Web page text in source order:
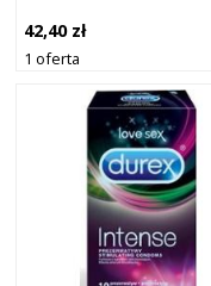
42,40 zł
1 oferta